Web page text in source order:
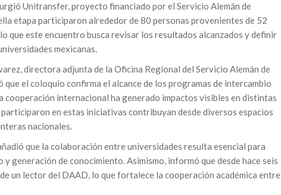
Unitransfer, proyecto financiado por el Servicio Alemán de
etapa participaron alrededor de 80 personas provenientes de 52
que este encuentro busca revisar los resultados alcanzados y definir
mexicanas.
directora adjunta de la Oficina Regional del Servicio Alemán de
el coloquio confirma el alcance de los programas de intercambio
cooperación internacional ha generado impactos visibles en distintas
en estas iniciativas contribuyan desde diversos espacios
nacionales.
que la colaboración entre universidades resulta esencial para
generación de conocimiento. Asimismo, informó que desde hace seis
un lector del DAAD, lo que fortalece la cooperación académica entre